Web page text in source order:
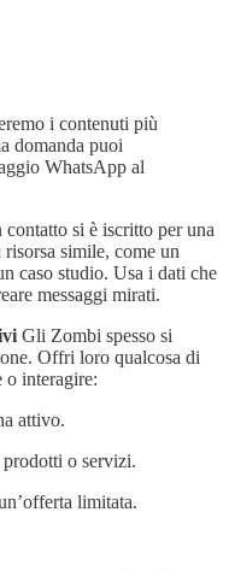
i contenuti più
domanda puoi
WhatsApp al
contatto si è iscritto per una
simile, come un
caso studio. Usa i dati che
messaggi mirati.
Gli Zombi spesso si
Offri loro qualcosa di
o interagire:
attivo.
o servizi.
limitata.